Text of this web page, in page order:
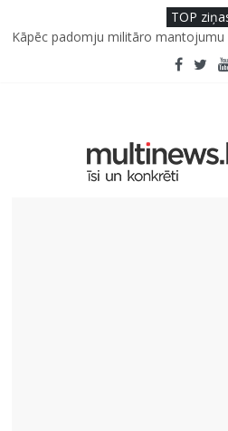
TOP
Kāpēc padomju militāro mantojumu
un kā to palīdz paveikt papildinātā
“Virši” neto peļņa pirmajā pusgadā
Iniciatīvā “Daru labu dabai” aicina
Septiņas profesijas, kas izturēs